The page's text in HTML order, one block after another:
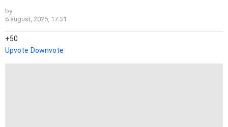
by
6 august, 2026, 17:31
50
Upvote Downvote